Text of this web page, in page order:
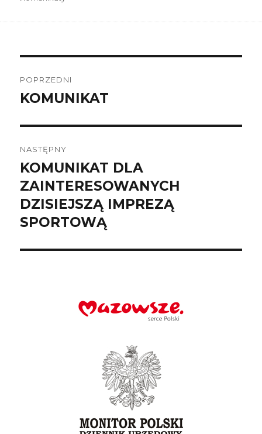
wpisu
POPRZEDNI
Poprzedni
KOMUNIKAT
NASTĘPNY
Następny
wpis:
KOMUNIKAT DLA
ZAINTERESOWANYCH
DZISIEJSZĄ IMPREZĄ
SPORTOWĄ